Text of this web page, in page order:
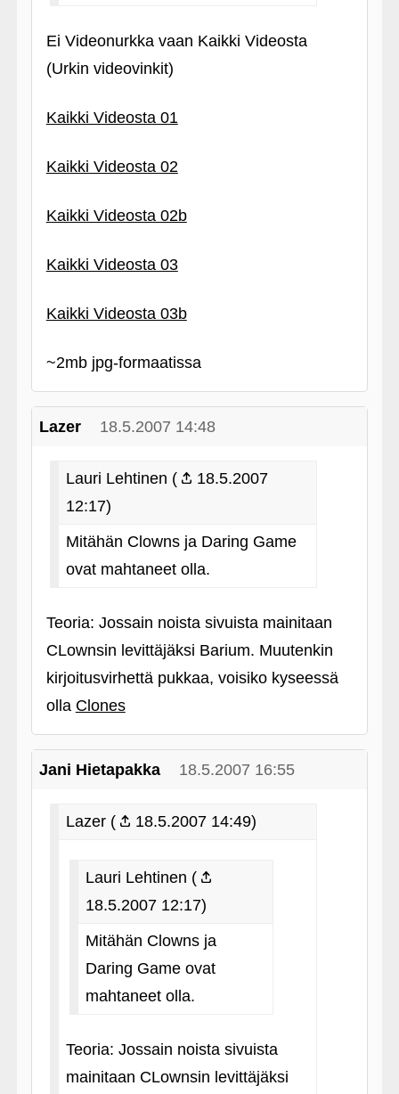
Ei Videonurkka vaan Kaikki Videosta
(Urkin videovinkit)
Kaikki Videosta 01
Kaikki Videosta 02
Kaikki Videosta 02b
Kaikki Videosta 03
Kaikki Videosta 03b
~2mb jpg-formaatissa
Lazer 18.5.2007 14:48
Lauri Lehtinen (
18.5.2007
12:17)
Mitähän Clowns ja Daring Game
ovat mahtaneet olla.
Teoria: Jossain noista sivuista mainitaan
CLownsin levittäjäksi Barium. Muutenkin
kirjoitusvirhettä pukkaa, voisiko kyseessä
olla Clones
Jani Hietapakka 18.5.2007 16:55
Lazer ( 18.5.2007 14:49)
Lauri Lehtinen (
18.5.2007 12:17)
Mitähän Clowns ja
Daring Game ovat
mahtaneet olla.
Teoria: Jossain noista sivuista
mainitaan CLownsin levittäjäksi